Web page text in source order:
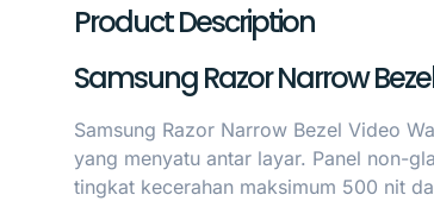
Product Description
Samsung Razor Narrow
Samsung Razor Narrow Bezel Video
yang menyatu antar layar. Panel non-
tingkat kecerahan maksimum 500 nit